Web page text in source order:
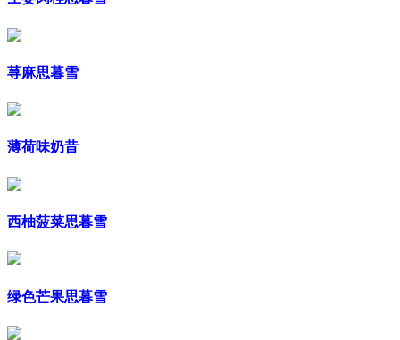
荨麻思暮雪
薄荷味奶昔
西柚菠菜思暮雪
绿色芒果思暮雪